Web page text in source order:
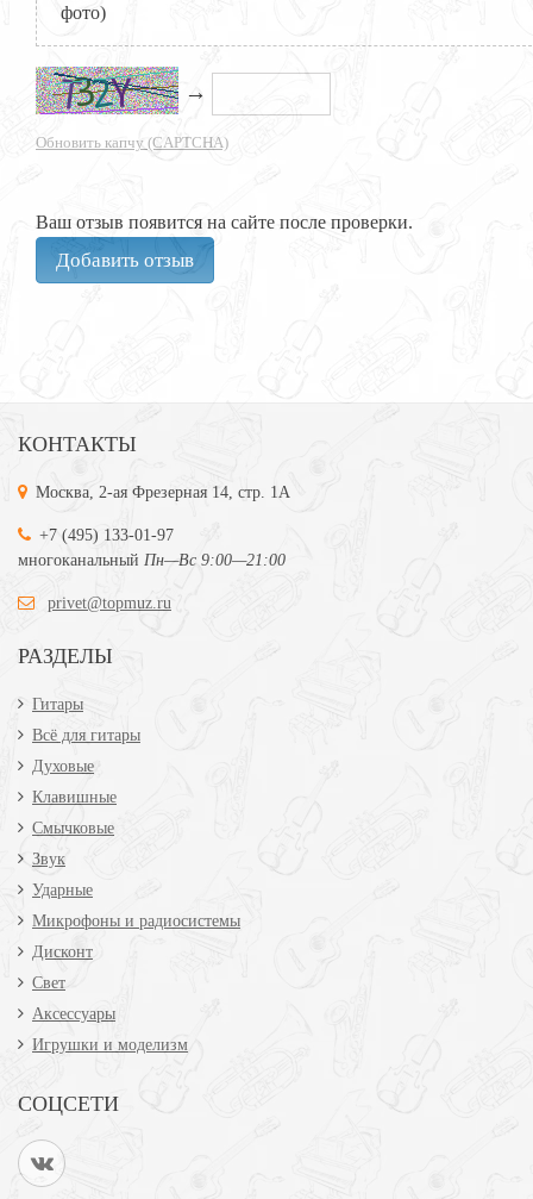
фото)
→
Обновить капчу (CAPTCHA)
Ваш отзыв появится на сайте после проверки.
КОНТАКТЫ
Москва, 2-ая Фрезерная 14, стр. 1А
+7 (495) 133-01-97
многоканальный Пн—Вс 9:00—21:00
privet@topmuz.ru
РАЗДЕЛЫ
Гитары
Всё для гитары
Духовые
Клавишные
Смычковые
Звук
Ударные
Микрофоны и радиосистемы
Дисконт
Свет
Аксессуары
Игрушки и моделизм
СОЦСЕТИ